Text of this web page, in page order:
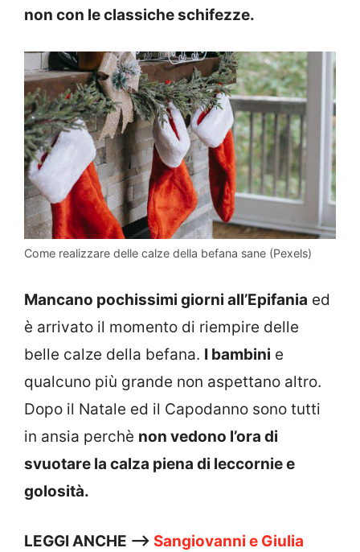
non con le classiche schifezze.
Come realizzare delle calze della befana sane (Pexels)
Mancano pochissimi giorni all’Epifania ed
è arrivato il momento di riempire delle
belle calze della befana. I bambini e
qualcuno più grande non aspettano altro.
Dopo il Natale ed il Capodanno sono tutti
in ansia perchè non vedono l’ora di
svuotare la calza piena di leccornie e
golosità.
LEGGI ANCHE —> Sangiovanni e Giulia